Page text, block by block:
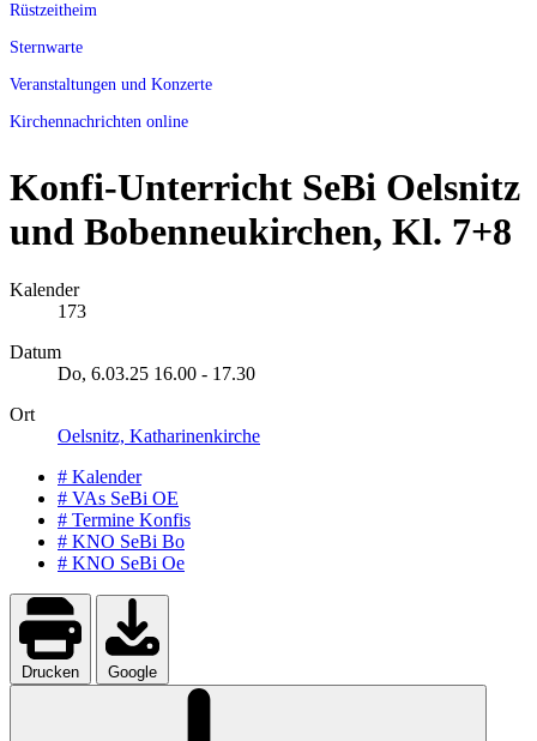
Rüstzeitheim
Sternwarte
Veranstaltungen und Konzerte
Kirchennachrichten online
Konfi-Unterricht SeBi Oelsnitz
und Bobenneukirchen, Kl. 7+8
Kalender
173
Datum
Do, 6.03.25 16.00 - 17.30
Ort
Oelsnitz, Katharinenkirche
# Kalender
# VAs SeBi OE
# Termine Konfis
# KNO SeBi Bo
# KNO SeBi Oe
Drucken Google